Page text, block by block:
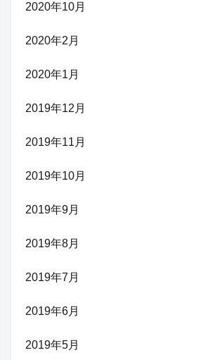
2020年10月
2020年2月
2020年1月
2019年12月
2019年11月
2019年10月
2019年9月
2019年8月
2019年7月
2019年6月
2019年5月